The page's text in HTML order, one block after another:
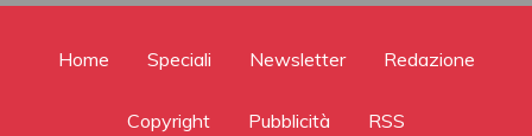
Home Speciali Newsletter Redazione
Copyright Pubblicità RSS